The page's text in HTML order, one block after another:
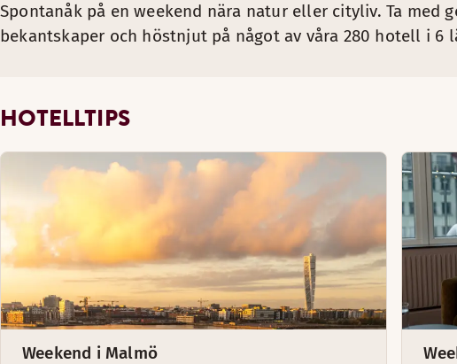
Spontanåk på en weekend nära natur eller cityliv. Ta med
bekantskaper och höstnjut på något av våra 280 hotell i 6
HOTELLTIPS
Weekend i Malmö